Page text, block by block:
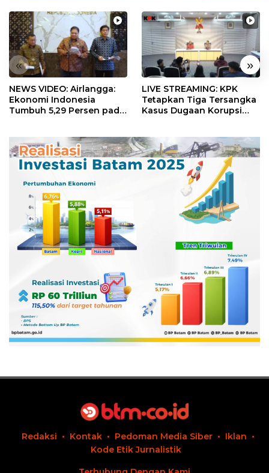
« »
NEWS VIDEO: Airlangga:
Ekonomi Indonesia
Tumbuh 5,29 Persen pada
LIVE STREAMING: KPK
Tetapkan Tiga Tersangka
Kasus Dugaan Korupsi
Redaksi Kontak Pedoman Media Siber
Iklan
Kode Etik Jurnalistik